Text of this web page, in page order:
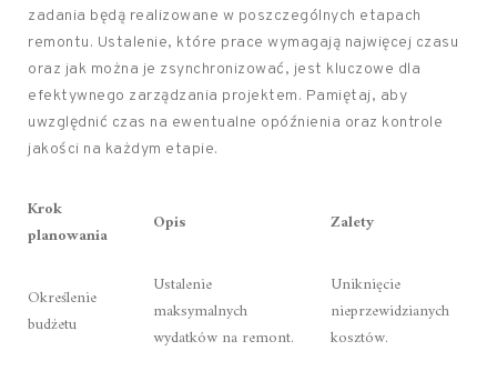
zadania będą realizowane w poszczególnych etapach
remontu. Ustalenie, które prace wymagają najwięcej czasu
oraz jak można je zsynchronizować, jest kluczowe dla
efektywnego zarządzania projektem. Pamiętaj, aby
uwzględnić czas na ewentualne opóźnienia oraz kontrole
jakości na każdym etapie.
Krok
planowania
Opis Zalety
Określenie
budżetu
Ustalenie
maksymalnych
wydatków na remont.
Uniknięcie
nieprzewidzianych
kosztów.